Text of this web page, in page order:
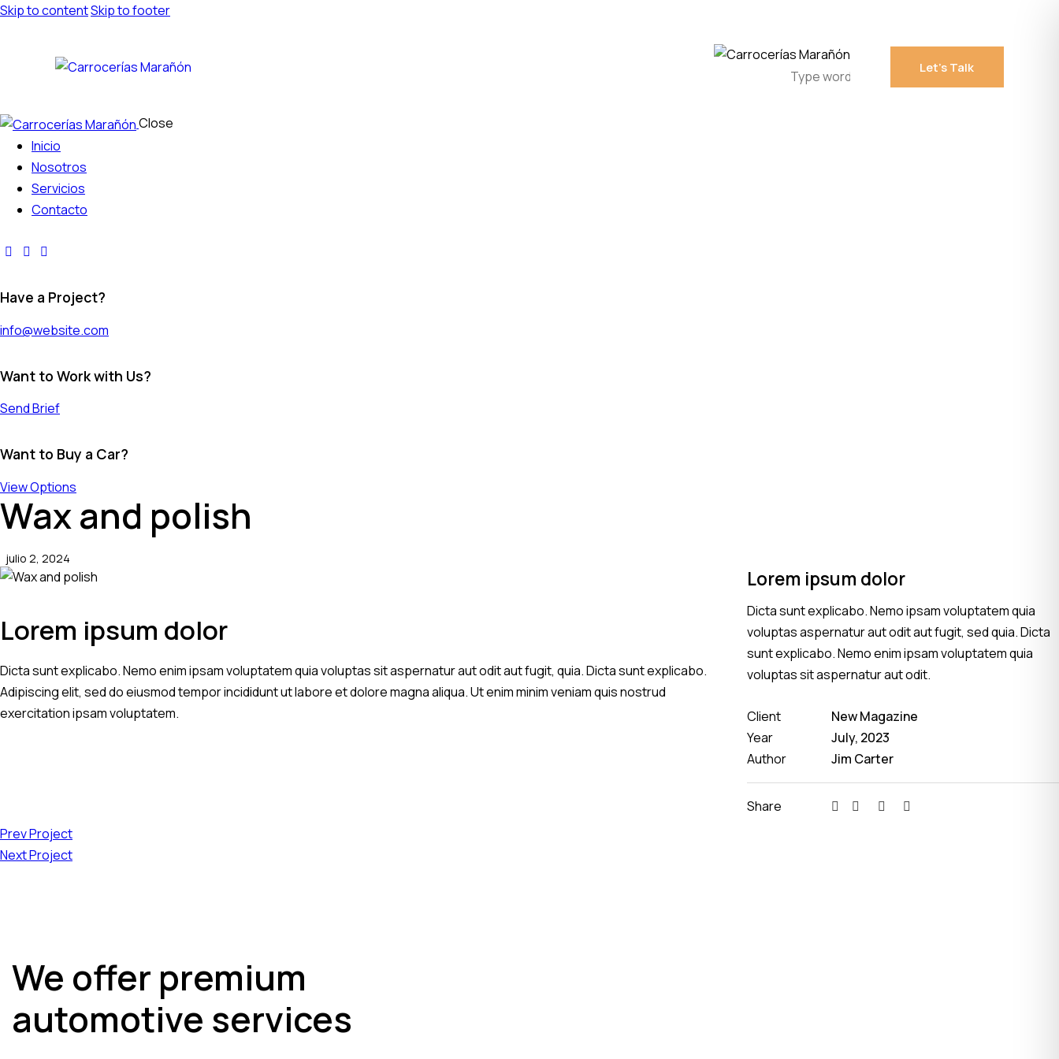
Skip to contentSkip to footer
Let’s Talk
Close
Inicio
Nosotros
Servicios
Contacto
Have a Project?
info@website.com
Want to Work with Us?
Send Brief
Want to Buy a Car?
View Options
Wax and polish
julio 2, 2024
Lorem ipsum dolor
Dicta sunt explicabo. Nemo enim ipsam voluptatem quia voluptas sit aspernatur aut odit aut fugit, quia. Dicta sunt explicabo.
Adipiscing elit, sed do eiusmod tempor incididunt ut labore et dolore magna aliqua. Ut enim minim veniam quis nostrud
exercitation ipsam voluptatem.
Lorem ipsum dolor
Dicta sunt explicabo. Nemo ipsam voluptatem quia
voluptas aspernatur aut odit aut fugit, sed quia. Dicta
sunt explicabo. Nemo enim ipsam voluptatem quia
voluptas sit aspernatur aut odit.
Client
New Magazine
Year
July, 2023
Author
Jim Carter
Share
Prev Project
Next Project
We offer premium
automotive services